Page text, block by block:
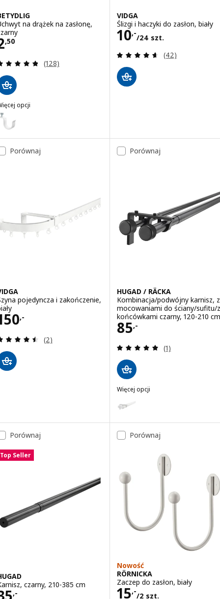
na drążek na zasłonę,
,50 2,50
Recenzja: 4.8 z 5 gwiazdki. Łączna liczba recenzji:
(128)
opcji
BETYDLIG, Uchwyt na drążek na zasłonę, biały
VIDGA
Ślizgi i haczyki do zasłon, biały
10,-
/24 szt.
Cena 10,-/24
Recenzja: 4.6
(42)
Porównaj
pojedyncza i zakończenie,
,- 150,-
Recenzja: 4.5 z 5 gwiazdki. Łączna liczba recenzji:
(2)
Porównaj
HUGAD / RÄCKA
Kombinacja/podwójny karnisz, z
mocowaniami do ściany/sufitu/z
końcówkami czarny, 120-210 cm
85,-
Cena 85,-
Recenzja: 5 z
(1)
Więcej opcji
Porównaj
Top Seller
czarny, 210-385 cm
,- 35,-
Porównaj
Nowość
RÖRNICKA
Zaczep do zasłon, biały
15,-
/2 szt.
Cena 15,-/2 szt.